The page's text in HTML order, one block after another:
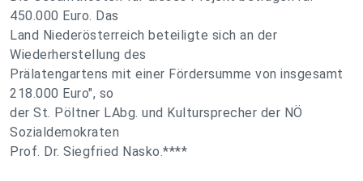
450.000 Euro. Das
Land Niederösterreich beteiligte sich an der
Wiederherstellung des
Prälatengartens mit einer Fördersumme von insgesamt
218.000 Euro", so
der St. Pöltner LAbg. und Kultursprecher der NÖ
Sozialdemokraten
Prof. Dr. Siegfried Nasko.****